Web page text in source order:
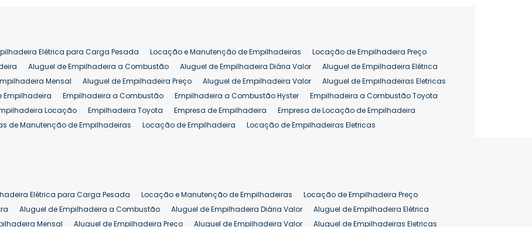
Elétrica para Carga Pesada Locação e Manutenção de Empilhadeiras
Locação de Empilhadeira Preço
Aluguel de Empilhadeira a Combustão Aluguel de Empilhadeira Diária Valor
Aluguel de Empilhadeira Elétrica
Mensal Aluguel de Empilhadeira Preço Aluguel de Empilhadeira Valor
Aluguel de Empilhadeiras Eletricas
Empilhadeira Empilhadeira a Combustão Empilhadeira a Combustão Hyster
Empilhadeira a Combustão Toyota
Locação Empilhadeira Toyota Empresa de Empilhadeira
Empresa de Locação de Empilhadeira
de Manutenção de Empilhadeiras Locação de Empilhadeira
Locação de Empilhadeiras Eletricas
25 ton Comprar Empilhadeira 25 ton Empilhadeira a Combustão 25 ton
Preço de Empilhadeira 25 ton
Elétrica para Carga Pesada Locação e Manutenção de Empilhadeiras
Locação de Empilhadeira Preço
Aluguel de Empilhadeira a Combustão Aluguel de Empilhadeira Diária Valor
Aluguel de Empilhadeira Elétrica
Mensal Aluguel de Empilhadeira Preço Aluguel de Empilhadeira Valor
Aluguel de Empilhadeiras Eletricas